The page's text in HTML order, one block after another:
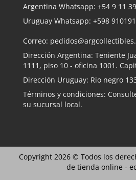
Argentina Whatsapp: +54 9 11
Uruguay Whatsapp: +598
Correo:
Dirección Argentina: Teniente
1111, piso 10 - oficina 1001.
Dirección Uruguay: Rio negro
Términos y condiciones:
su sucursal local.
Copyright 2026 © Todos los
de tienda online -